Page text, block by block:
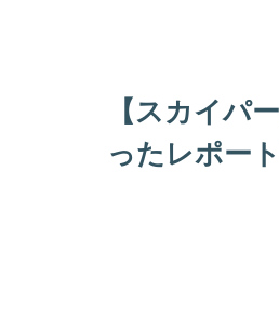
【スカイパ
ったレポー